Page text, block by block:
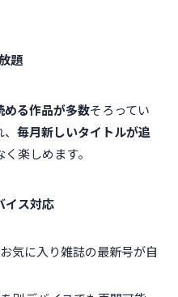
題
める作品が多数そろってい
毎月新しいタイトルが追
楽しめます。
イス対応
気に入り雑誌の最新号が自